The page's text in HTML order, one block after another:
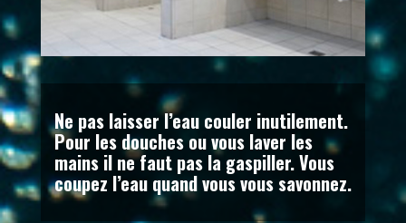
Ne pas laisser l’eau couler inutilement.
Pour les douches ou vous laver les
mains il ne faut pas la gaspiller. Vous
coupez l’eau quand vous vous savonnez.